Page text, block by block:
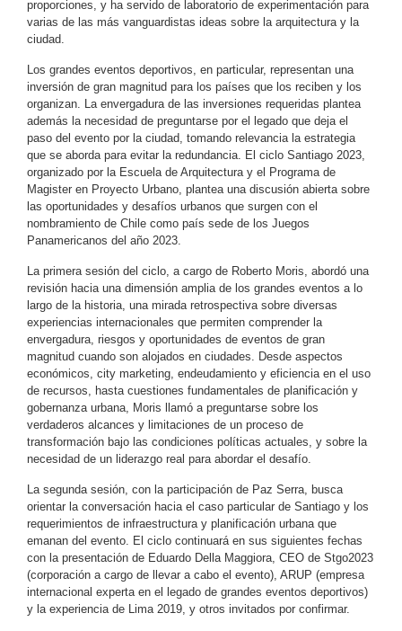
proporciones, y ha servido de laboratorio de experimentación para
varias de las más vanguardistas ideas sobre la arquitectura y la
ciudad.
Los grandes eventos deportivos, en particular, representan una
inversión de gran magnitud para los países que los reciben y los
organizan. La envergadura de las inversiones requeridas plantea
además la necesidad de preguntarse por el legado que deja el
paso del evento por la ciudad, tomando relevancia la estrategia
que se aborda para evitar la redundancia. El ciclo Santiago 2023,
organizado por la Escuela de Arquitectura y el Programa de
Magister en Proyecto Urbano, plantea una discusión abierta sobre
las oportunidades y desafíos urbanos que surgen con el
nombramiento de Chile como país sede de los Juegos
Panamericanos del año 2023.
La primera sesión del ciclo, a cargo de Roberto Moris, abordó una
revisión hacia una dimensión amplia de los grandes eventos a lo
largo de la historia, una mirada retrospectiva sobre diversas
experiencias internacionales que permiten comprender la
envergadura, riesgos y oportunidades de eventos de gran
magnitud cuando son alojados en ciudades. Desde aspectos
económicos, city marketing, endeudamiento y eficiencia en el uso
de recursos, hasta cuestiones fundamentales de planificación y
gobernanza urbana, Moris llamó a preguntarse sobre los
verdaderos alcances y limitaciones de un proceso de
transformación bajo las condiciones políticas actuales, y sobre la
necesidad de un liderazgo real para abordar el desafío.
La segunda sesión, con la participación de Paz Serra, busca
orientar la conversación hacia el caso particular de Santiago y los
requerimientos de infraestructura y planificación urbana que
emanan del evento. El ciclo continuará en sus siguientes fechas
con la presentación de Eduardo Della Maggiora, CEO de Stgo2023
(corporación a cargo de llevar a cabo el evento), ARUP (empresa
internacional experta en el legado de grandes eventos deportivos)
y la experiencia de Lima 2019, y otros invitados por confirmar.